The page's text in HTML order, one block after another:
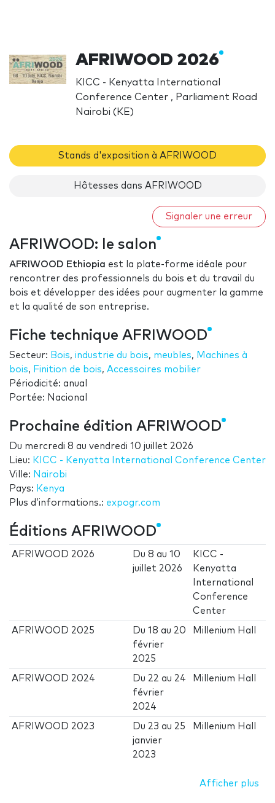
AFRIWOOD 2026
KICC - Kenyatta International
Conference Center , Parliament Road
Nairobi (KE)
Stands d'exposition à AFRIWOOD
Hôtesses dans AFRIWOOD
Signaler une erreur
AFRIWOOD: le salon
AFRIWOOD Ethiopia est la plate-forme idéale pour
rencontrer des professionnels du bois et du travail du
bois et développer des idées pour augmenter la gamme
et la qualité de son entreprise.
Fiche technique AFRIWOOD
Secteur: Bois, industrie du bois, meubles, Machines à
bois, Finition de bois, Accessoires mobilier
Périodicité: anual
Portée: Nacional
Prochaine édition AFRIWOOD
Du mercredi 8 au vendredi 10 juillet 2026
Lieu: KICC - Kenyatta International Conference Center
Ville: Nairobi
Pays: Kenya
Plus d’informations.: expogr.com
Éditions AFRIWOOD
AFRIWOOD 2026 Du8 au10
juillet 2026
KICC -
Kenyatta
International
Conference
Center
AFRIWOOD 2025 Du18 au 20
février
2025
Millenium Hall
AFRIWOOD 2024 Du 22 au 24
février
2024
Millenium Hall
AFRIWOOD 2023 Du 23 au 25
janvier
2023
Millenium Hall
Afficher plus